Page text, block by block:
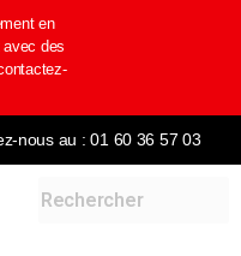
en
des
nous au : 01 60 36 57 03